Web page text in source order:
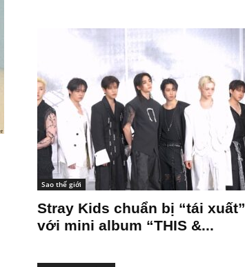
Sao thế giới
Stray Kids chuẩn bị “tái xuất”
với mini album “THIS &...